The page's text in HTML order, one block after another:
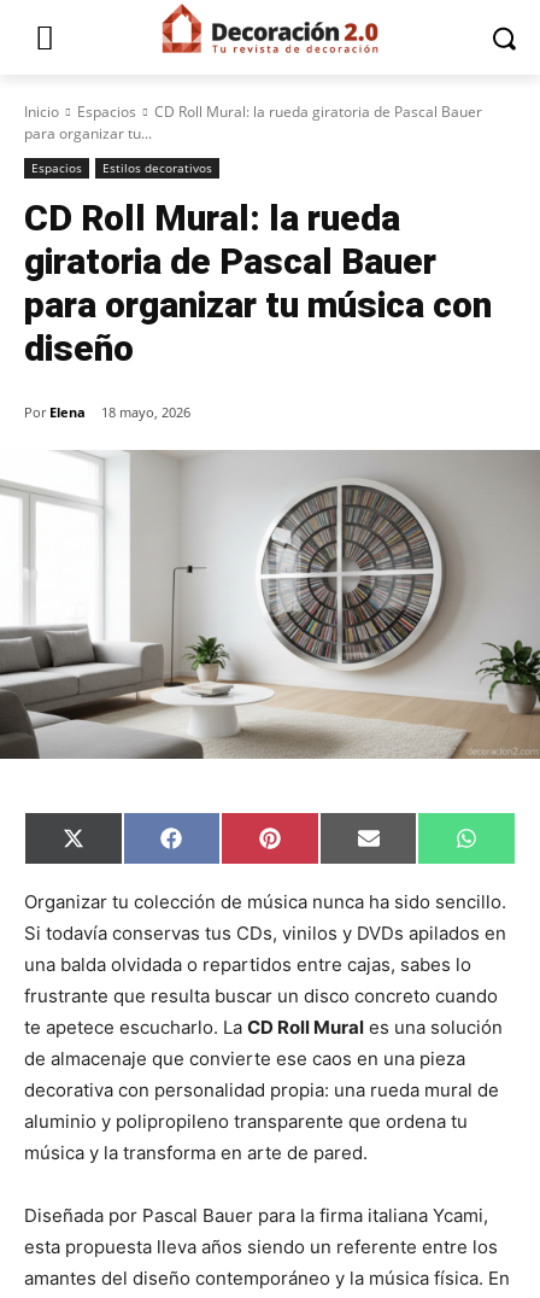
Inicio Espacios
CD Roll Mural: la rueda giratoria de Pascal Bauer
para organizar tu...
Espacios Estilos decorativos
CD Roll Mural: la rueda
giratoria de Pascal Bauer
para organizar tu música con
diseño
Por Elena 18 mayo, 2026
C
o
p
r
t
i
r
e
n
X
(
w
t
t
e
r
)
C
o
p
r
i
r
e
n
F
a
e
o
k
C
o
p
r
i
r
e
n
P
i
t
r
e
s
t
C
o
p
r
i
r
e
n
E
m
i
C
o
p
r
r
e
n
W
h
t
A
Organizar tu colección de música nunca ha sido sencillo.
Si todavía conservas tus CDs, vinilos y DVDs apilados en
una balda olvidada o repartidos entre cajas, sabes lo
frustrante que resulta buscar un disco concreto cuando
te apetece escucharlo. La CD Roll Mural es una solución
de almacenaje que convierte ese caos en una pieza
decorativa con personalidad propia: una rueda mural de
aluminio y polipropileno transparente que ordena tu
música y la transforma en arte de pared.
Diseñada por Pascal Bauer para la firma italiana Ycami,
esta propuesta lleva años siendo un referente entre los
amantes del diseño contemporáneo y la música física. En